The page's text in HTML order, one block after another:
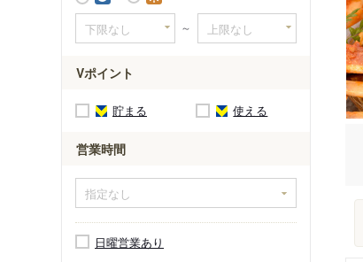
～
Vポイント
貯まる 使える
営業時間
日曜営業あり